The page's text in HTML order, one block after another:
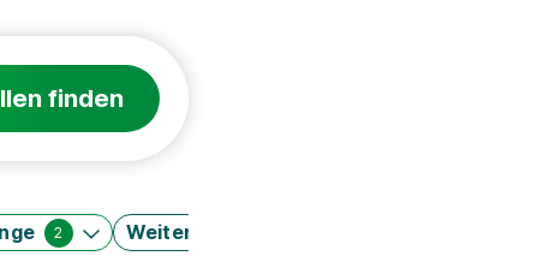
finden
2 Weitere Filter